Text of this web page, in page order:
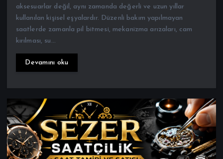
saatlerde zamanla pil bitmesi, mekanizma arızaları, cam
kırılması, su…
Devamını oku